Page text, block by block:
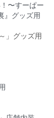
〜すーぱー
』グッズ用
」グッズ用